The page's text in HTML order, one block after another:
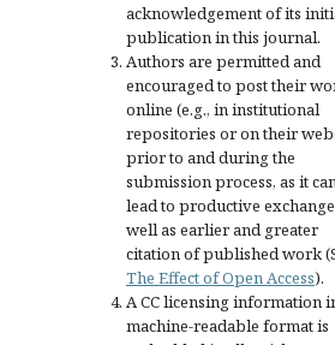
acknowledgement of its
publication in this journal.
Authors are permitted and
encouraged to post their
online (e.g., in institutional
repositories or on their
prior to and during the
submission process, as it
lead to productive
well as earlier and greater
citation of published work
The Effect of Open Access).
A CC licensing information
machine-readable format is